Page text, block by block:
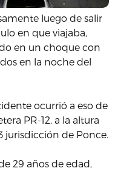
luego de salir
en que viajaba,
en un choque con
en la noche del
ocurrió a eso de
PR-12, a la altura
jurisdicción de Ponce.
29 años de edad,